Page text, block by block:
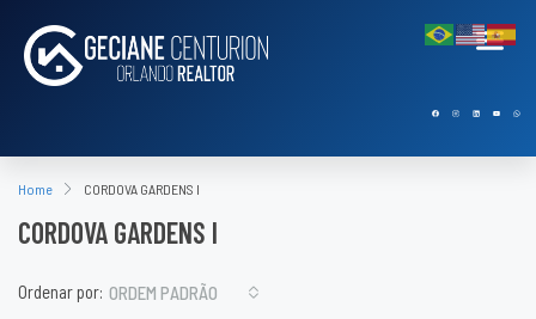
Home CORDOVA GARDENS I
CORDOVA GARDENS I
Ordenar por: ORDEM PADRÃO